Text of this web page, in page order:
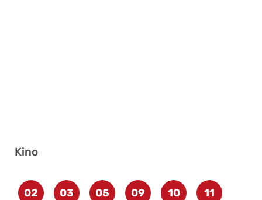
Kino
02 03 05 09 10 11